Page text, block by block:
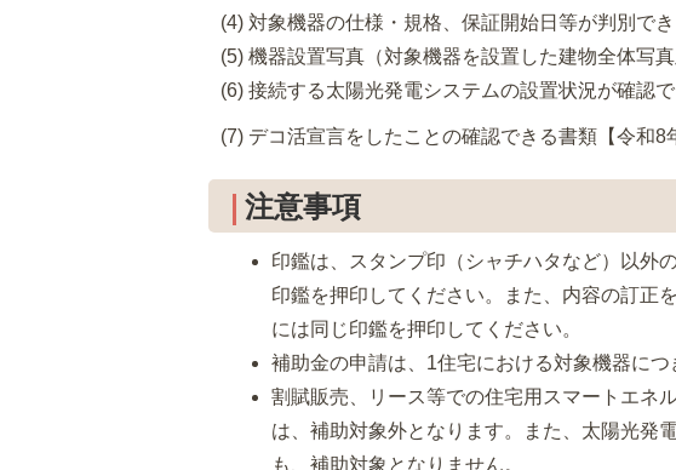
(4) 対象機器の仕様・規格、保証開始日等が判別で
(5) 機器設置写真（対象機器を設置した建物全体写
(6) 接続する太陽光発電システムの設置状況が確認
(7) デコ活宣言をしたことの確認できる書類【令和8
注意事項
印鑑は、スタンプ印（シャチハタなど）以外
印鑑を押印してください。また、内容の訂正
には同じ印鑑を押印してください。
補助金の申請は、1住宅における対象機器につ
割賦販売、リース等での住宅用スマートエネ
は、補助対象外となります。また、太陽光発
も、補助対象となりません。